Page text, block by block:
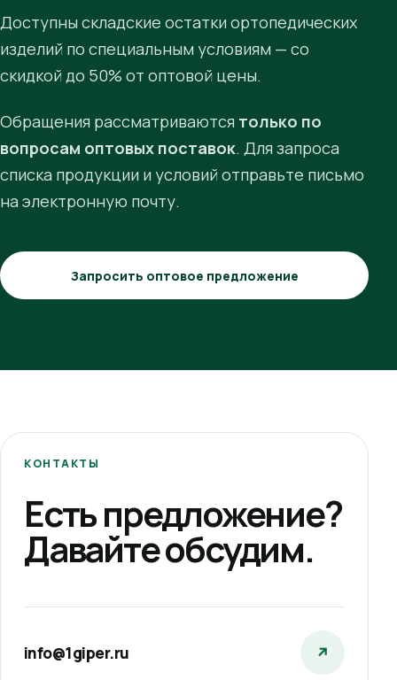
Доступны складские остатки ортопедических
изделий по специальным условиям — со
скидкой до 50% от оптовой цены.
Обращения рассматриваются только по
вопросам оптовых поставок. Для запроса
списка продукции и условий отправьте письмо
на электронную почту.
Запросить оптовое предложение
КОНТАКТЫ
Есть предложение?
Давайте обсудим.
info@1giper.ru ↗